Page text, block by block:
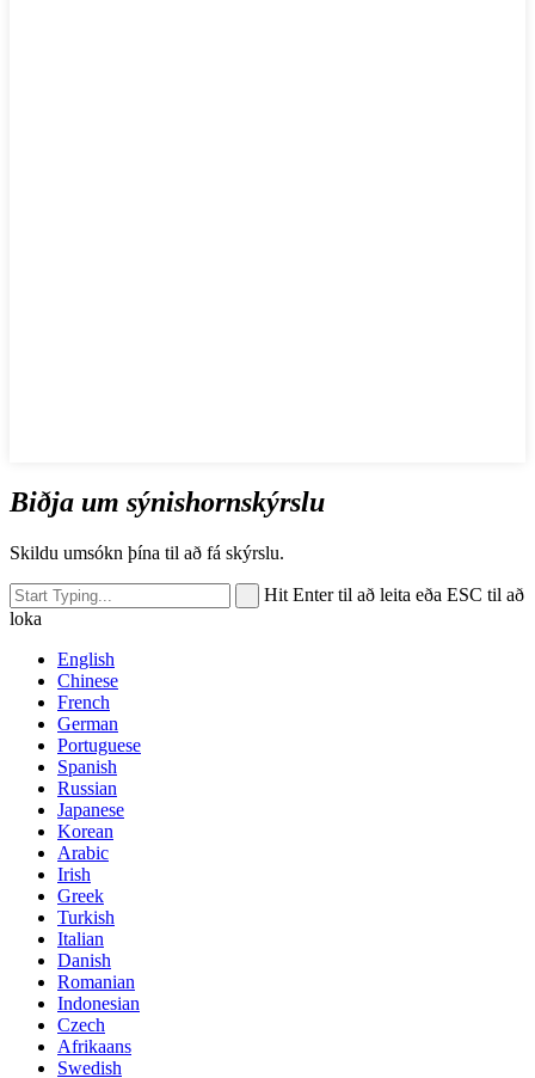
Biðja um sýnishornskýrslu
Skildu umsókn þína til að fá skýrslu.
Hit Enter til að leita eða ESC til að
loka
English
Chinese
French
German
Portuguese
Spanish
Russian
Japanese
Korean
Arabic
Irish
Greek
Turkish
Italian
Danish
Romanian
Indonesian
Czech
Afrikaans
Swedish